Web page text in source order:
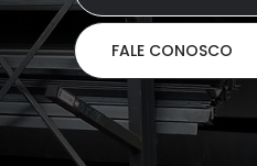
FALE CONOSCO